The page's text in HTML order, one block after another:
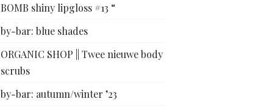
BOMB shiny lipgloss #13 “
by-bar: blue shades
ORGANIC SHOP || Twee nieuwe body
scrubs
by-bar: autumn/winter ’23